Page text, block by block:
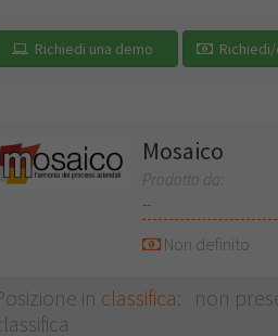
Richiedi una demo
Mosaico
Prodotto da:
--
Non definito
in classifica: non